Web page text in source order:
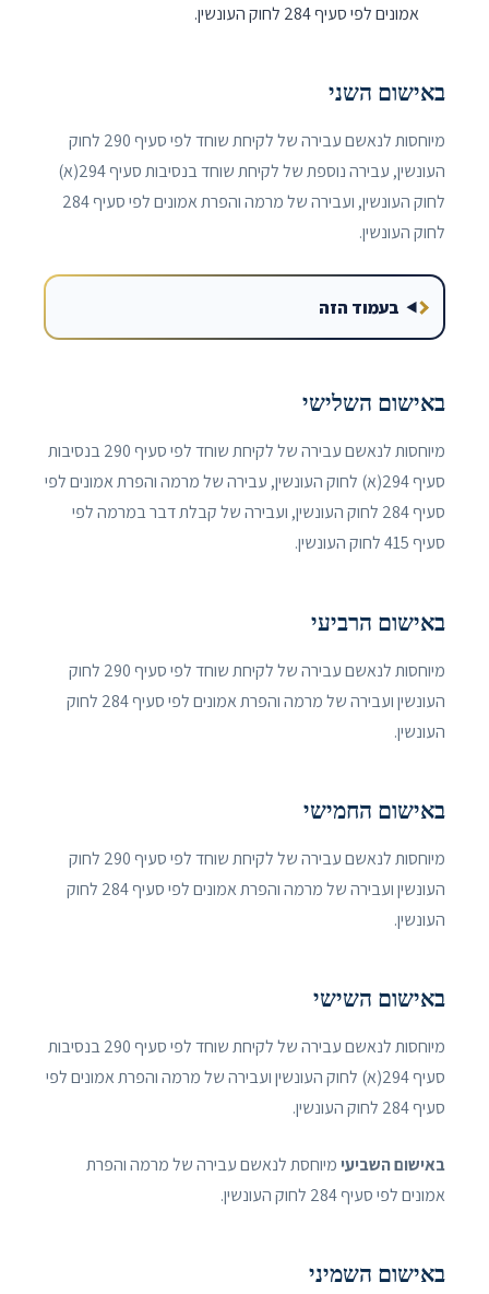
אמונים לפי סעיף 284 לחוק העונשין.
באישום השני
מיוחסות לנאשם עבירה של לקיחת שוחד לפי סעיף 290 לחוק
העונשין, עבירה נוספת של לקיחת שוחד בנסיבות סעיף 294(א)
לחוק העונשין, ועבירה של מרמה והפרת אמונים לפי סעיף 284
לחוק העונשין.
בעמוד הזה
באישום השלישי
מיוחסות לנאשם עבירה של לקיחת שוחד לפי סעיף 290 בנסיבות
סעיף 294(א) לחוק העונשין, עבירה של מרמה והפרת אמונים לפי
סעיף 284 לחוק העונשין, ועבירה של קבלת דבר במרמה לפי
סעיף 415 לחוק העונשין.
באישום הרביעי
מיוחסות לנאשם עבירה של לקיחת שוחד לפי סעיף 290 לחוק
העונשין ועבירה של מרמה והפרת אמונים לפי סעיף 284 לחוק
העונשין.
באישום החמישי
מיוחסות לנאשם עבירה של לקיחת שוחד לפי סעיף 290 לחוק
העונשין ועבירה של מרמה והפרת אמונים לפי סעיף 284 לחוק
העונשין.
באישום השישי
מיוחסות לנאשם עבירה של לקיחת שוחד לפי סעיף 290 בנסיבות
סעיף 294(א) לחוק העונשין ועבירה של מרמה והפרת אמונים לפי
סעיף 284 לחוק העונשין.
באישום השביעי מיוחסת לנאשם עבירה של מרמה והפרת
אמונים לפי סעיף 284 לחוק העונשין.
באישום השמיני